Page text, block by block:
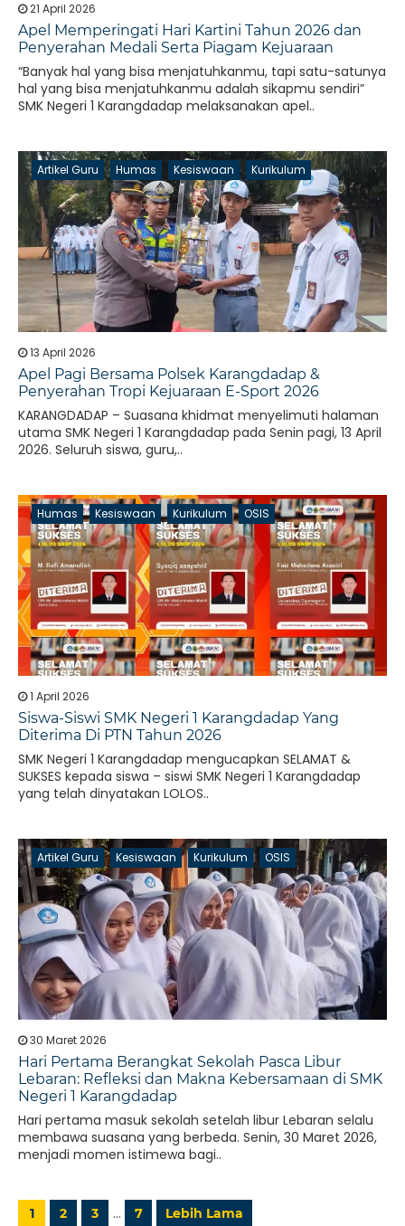
21 April 2026
Apel Memperingati Hari Kartini Tahun 2026 dan
Penyerahan Medali Serta Piagam Kejuaraan
“Banyak hal yang bisa menjatuhkanmu, tapi satu-satunya
hal yang bisa menjatuhkanmu adalah sikapmu sendiri”
SMK Negeri 1 Karangdadap melaksanakan apel..
Artikel Guru Humas Kesiswaan Kurikulum
13 April 2026
Apel Pagi Bersama Polsek Karangdadap &
Penyerahan Tropi Kejuaraan E-Sport 2026
KARANGDADAP – Suasana khidmat menyelimuti halaman
utama SMK Negeri 1 Karangdadap pada Senin pagi, 13 April
2026. Seluruh siswa, guru,..
Humas Kesiswaan Kurikulum OSIS
1 April 2026
Siswa-Siswi SMK Negeri 1 Karangdadap Yang
Diterima Di PTN Tahun 2026
SMK Negeri 1 Karangdadap mengucapkan SELAMAT &
SUKSES kepada siswa – siswi SMK Negeri 1 Karangdadap
yang telah dinyatakan LOLOS..
Artikel Guru Kesiswaan Kurikulum OSIS
30 Maret 2026
Hari Pertama Berangkat Sekolah Pasca Libur
Lebaran: Refleksi dan Makna Kebersamaan di SMK
Negeri 1 Karangdadap
Hari pertama masuk sekolah setelah libur Lebaran selalu
membawa suasana yang berbeda. Senin, 30 Maret 2026,
menjadi momen istimewa bagi..
1 2 3 … 7 Lebih Lama